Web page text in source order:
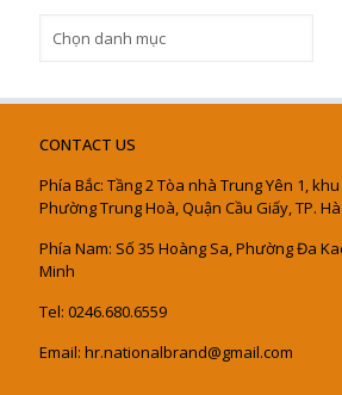
mục
CONTACT US
Phía Bắc: Tầng 2 Tòa nhà Trung Yên 1,
Phường Trung Hoà, Quận Cầu Giấy, TP.
Phía Nam: Số 35 Hoàng Sa, Phường Đa
Minh
Tel: 0246.680.6559
Email: hr.nationalbrand@gmail.com